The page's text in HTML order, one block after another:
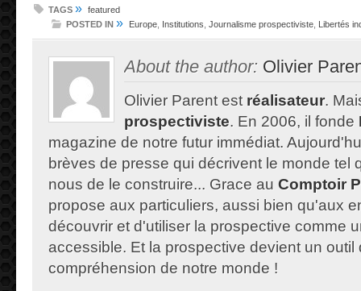
TAGS » featured
POSTED IN » Europe Institutions Journalisme prospectiviste Libertés
About the author: Olivier
Olivier Parent est réalisateur.
prospectiviste. En 2006, il fonde
magazine de notre futur immédiat.
brèves de presse qui décrivent le monde tel
nous de le construire... Grace au Comptoir
propose aux particuliers, aussi bien qu'aux
découvrir et d'utiliser la prospective comme
accessible. Et la prospective devient un outil
compréhension de notre monde !